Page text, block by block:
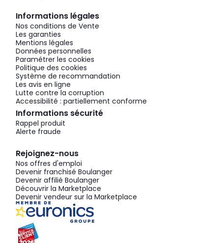
Informations légales
Nos conditions de Vente
Les garanties
Mentions légales
Données personnelles
Paramétrer les cookies
Politique des cookies
Système de recommandation
Les avis en ligne
Lutte contre la corruption
Accessibilité : partiellement conforme
Informations sécurité
Rappel produit
Alerte fraude
Rejoignez-nous
Nos offres d'emploi
Devenir franchisé Boulanger
Devenir affilié Boulanger
Découvrir la Marketplace
Devenir vendeur sur la Marketplace